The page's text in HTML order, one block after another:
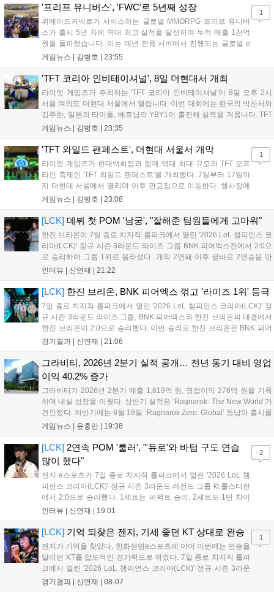
LoL 챔피언스 코리아(LCK)'...
'프리프 유니버스', 'FWC'로 5년째 성장
위메이드커넥트가 서비스하는 글로벌 MMORPG 프리프 유니버
스가 출시 5년 차에 역대 최고 실적을 달성하며 누적 매출 1천억
원을 돌파했습니다. 이는 매년 전용 서버에서 진행되는 글로벌 e
스포츠 대회 FWC의 영향이 큽니다. FWC는 이용자가 동일한 조
은 전년 대비 매출과 이용자 지표가 대폭 상승하는 성과를 냈습니
다. 오는 10월 필리핀 마닐라에서 총상금 11만 달러 규모의 제4회
FWC 그랜드 파이널이 개최될 예정이며, 위메이드커넥트는 이를
통해 커뮤니티 중심의 장기 성장 모델을 지속할 방침입니다....
게임뉴스 | 김병호 23:55
1
'TFT 코리아 인비테이셔널', 8일 더현대서 개최
라이엇 게임즈가 주최하는 'TFT 코리아 인비테이셔널'이 8일 오후 2시
서울 여의도 더현대 서울에서 열립니다. 이번 대회에는 한국의 박찬서와
김주한, 일본의 타이틀, 베트남의 YBY1이 출전해 실력을 겨룹니다. TFT
는 소속팀 없이 개인 자격으로 참가하는 독특한 대회 구조를 가지며, 누
17일까지 이어지는 이번 행사는 신규 세트 체험과 공연 등 다양한 즐길
거리를 제공하며, 이후 현대백화점 판교점에서도 행사가 이어질 예정입
니다. 연말에는 라스베이거스 오픈이 개최됩니다....
게임뉴스 | 김병호 23:35
'TFT 와일드 팬페스트', 더현대 서울서 개막
라이엇 게임즈가 현대백화점과 함께 역대 최대 규모의 TFT 오프
라인 축제인 'TFT 와일드 팬페스트'를 개최했다. 7일부터 17일까
지 더현대 서울에서 열리며 이후 판교점으로 이동한다. 행사장에
는 체험, 스페셜, 무대 존이 마련됐으며 8일 오후 2시 인비테이셔
연 등 다채로운 일정이 준비되어 있다. 사전 예약은 조기 마감될
만큼 큰 인기를 끌고 있다....
게임뉴스 | 김병호 23:08
1
[LCK] 데뷔 첫 POM '남궁', "잘해준 팀원들에게 고마워"
한진 브리온이 7일 종로 치지직 롤파크에서 열린 '2026 LoL 챔피언스 코
리아(LCK)' 정규 시즌 3라운드 라이즈 그룹 BNK 피어엑스전에서 2:0으
로 승리하며 그룹 1위로 올라섰다. 개막 2연패 이후 곧바로 2연승을 만
들어내면서 이어질 4라운드에 대한 기대감을 올렸다. 다음은 이날 데뷔
인터뷰 | 신연재 21:22
[LCK] 한진 브리온, BNK 피어엑스 꺾고 '라이즈 1위' 등극
7일 종로 치지직 롤파크에서 열린 '2026 LoL 챔피언스 코리아(LCK)' 정
규 시즌 3라운드 라이즈 그룹, BNK 피어엑스와 한진 브리온의 대결에서
한진 브리온이 2:0으로 승리했다. 이번 승리로 한진 브리온은 BNK 피어
엑스를 제치고 라이즈 그룹 1위로 올라섰다. 1세트, 한진 브리온이 '로머'
경기결과 | 신연재 21:06
그라비티, 2026년 2분기 실적 공개… 전년 동기 대비 영업
이익 40.2% 증가
그라비티가 2026년 2분기 매출 1,619억 원, 영업이익 276억 원을 기록
하며 내실 성장을 이뤘다. 상반기 실적은 ‘Ragnarok: The New World’가
견인했다. 하반기에는 8월 18일 ‘Ragnarok Zero: Global’ 동남아 출시를
시작으로 9월 3일 ‘달려라 헤베레케 EX’, 9월 22일 ‘갈바테인’ 등 다양한
이’ 출시가 예정돼 있으며, 2027년에는 ‘Ragnarok 3’ 등 대작을 글로벌
출시할 계획이다. 그라비티는 조인트벤처 설립과 라그나로크 에코 시스
템 구축을 통해 신성장 동력을 확보할 방침이다....
게임뉴스 | 윤홍만 19:38
[LCK] 2연속 POM '룰러', "'듀로'와 바텀 구도 연습
많이 했다"
젠지 e스포츠가 7일 종로 치지직 롤파크에서 열린 '2026 LoL 챔
피언스 코리아(LCK)' 정규 시즌 3라운드 레전드 그룹 kt 롤스터전
에서 2:0으로 승리했다. 1세트는 퍼펙트 승리, 2세트도 1만 차이
를 벌리며 25분 만에 승리하면서 말 그대로 압도적인 경기력을 선
하며 POM에 선정됐...
인터뷰 | 신연재 19:01
2
[LCK] 기억 되찾은 젠지, 기세 좋던 KT 상대로 완승
젠지가 기억을 찾았다. 한화생명e스포츠에 이어 이번에는 연승을
달리던 KT를 압도적인 경기력으로 꺾었다. 7일 종로 치지직 롤파
크에서 열린 '2026 LoL 챔피언스 코리아(LCK)' 정규 시즌 3라운
드 레전드 그룹, kt 롤스터와 젠지 e스포츠의 대결에서 젠지가 압
경기결과 | 신연재 08-07
1